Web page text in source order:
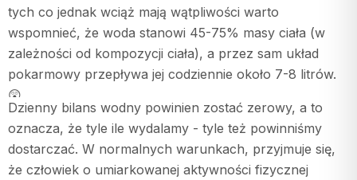
tych co jednak wciąż mają wątpliwości warto
wspomnieć, że woda stanowi 45-75% masy ciała (w
zależności od kompozycji ciała), a przez sam układ
pokarmowy przepływa jej codziennie około 7-8 litrów.
Dzienny bilans wodny powinien zostać zerowy, a to
oznacza, że tyle ile wydalamy - tyle też powinniśmy
dostarczać. W normalnych warunkach, przyjmuje się,
że człowiek o umiarkowanej aktywności fizycznej